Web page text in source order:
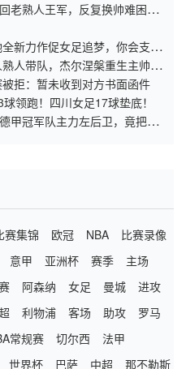
老熟人王军，反复换帅难困住
新力作促女足追梦，你会支持
人带队，杰尔涅槃重生主帅被
拒：暂未收到对方书面函件
领跑！四川女足17球垫底！
甲冠军队主力左后卫，竟把顶
赛集锦 欧冠 NBA
比赛录像
意甲 亚洲杯 赛季
主场
阿森纳 女足 曼城
进攻
利物浦 客场 助攻
罗马
常规赛 切尔西
法甲
世界杯 巴萨 中超 那不勒斯